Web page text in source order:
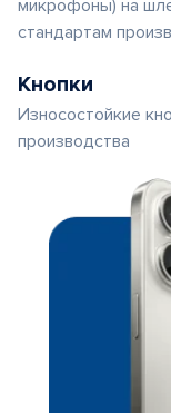
микрофоны) на
стандартам
Кнопки
Износостойкие
производства